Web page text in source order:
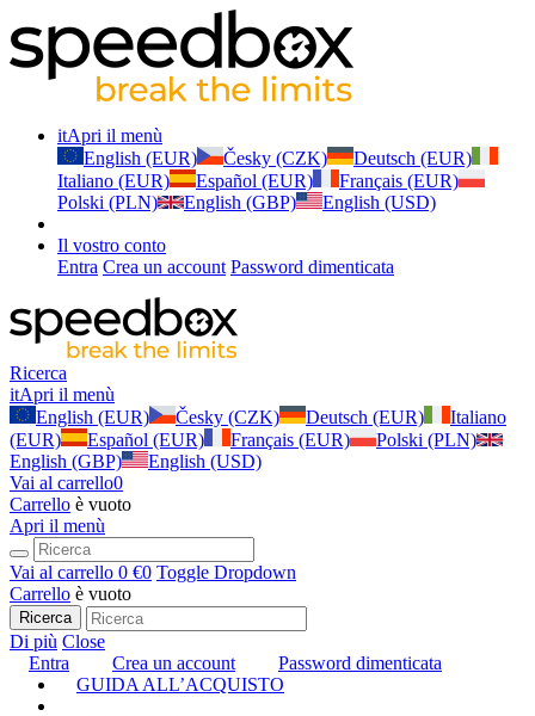
itApri il menù
English (EUR)
Česky (CZK)
Deutsch (EUR)
Italiano (EUR)
Español (EUR)
Français (EUR)
Polski (PLN)
English (GBP) English (USD)
Il vostro conto
Entra Crea un account Password dimenticata
Ricerca
itApri il menù
English (EUR)
Česky (CZK) Deutsch (EUR)
Italiano
(EUR)
Español (EUR) Français (EUR)
Polski (PLN)
English (GBP)
English (USD)
Vai al carrello0
Carrello è vuoto
Apri il menù
Vai al carrello 0 €0 Toggle Dropdown
Carrello è vuoto
Ricerca
Di più Close
Entra
Crea un account
Password dimenticata
GUIDA ALL’ACQUISTO